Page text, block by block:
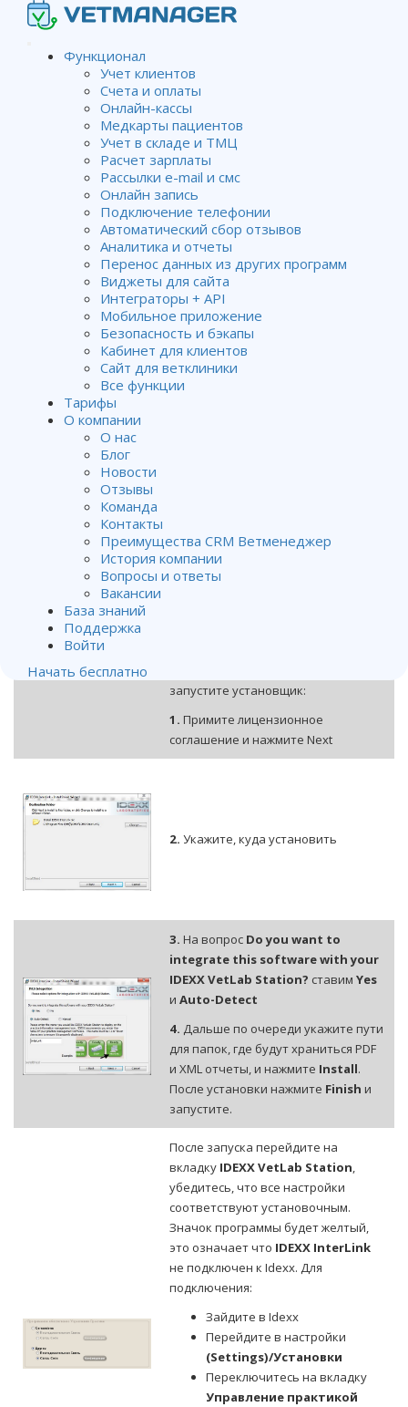
Функционал
Учет клиентов
Счета и оплаты
Онлайн-кассы
Медкарты пациентов
Учет в складе и ТМЦ
Расчет зарплаты
Рассылки e-mail и смс
Онлайн запись
Подключение телефонии
Автоматический сбор отзывов
Аналитика и отчеты
Перенос данных из других программ
Виджеты для сайта
Интеграторы + API
Мобильное приложение
Безопасность и бэкапы
Кабинет для клиентов
Сайт для ветклиники
Все функции
Тарифы
О компании
О нас
Блог
Новости
Отзывы
Команда
Контакты
Преимущества CRM Ветменеджер
История компании
Вопросы и ответы
Вакансии
База знаний
Поддержка
Войти
Начать бесплатно
Настройка интеграции Idexx
с Vetmanager
Лаборатория
Интеграция с другими приложениями и сервисами
Настройка интеграции Idexx с Vetmanager
Для правильной работы
InterLinkнеобходима сеть с
оборудованием Idexx.Для
скачивания перейдите по
ссылке
скачивания.
Данные для полей:
запустите установщик:
1. Примите лицензионное
соглашение и нажмите Next
2. Укажите, куда установить
3. На вопрос Do you want to
integrate this software with your
IDEXX VetLab Station? ставим Yes
и Auto-Detect
4. Дальше по очереди укажите пути
для папок, где будут храниться PDF
и XML отчеты, и нажмите Install.
После установки нажмите Finish и
запустите.
После запуска перейдите на
вкладку IDEXX VetLab Station,
убедитесь, что все настройки
соответствуют установочным.
Значок программы будет желтый,
это означает что IDEXX InterLink
не подключен к Idexx. Для
подключения:
Зайдите в Idexx
Перейдите в настройки
(Settings)/Установки
Переключитесь на вкладку
Управление практикой